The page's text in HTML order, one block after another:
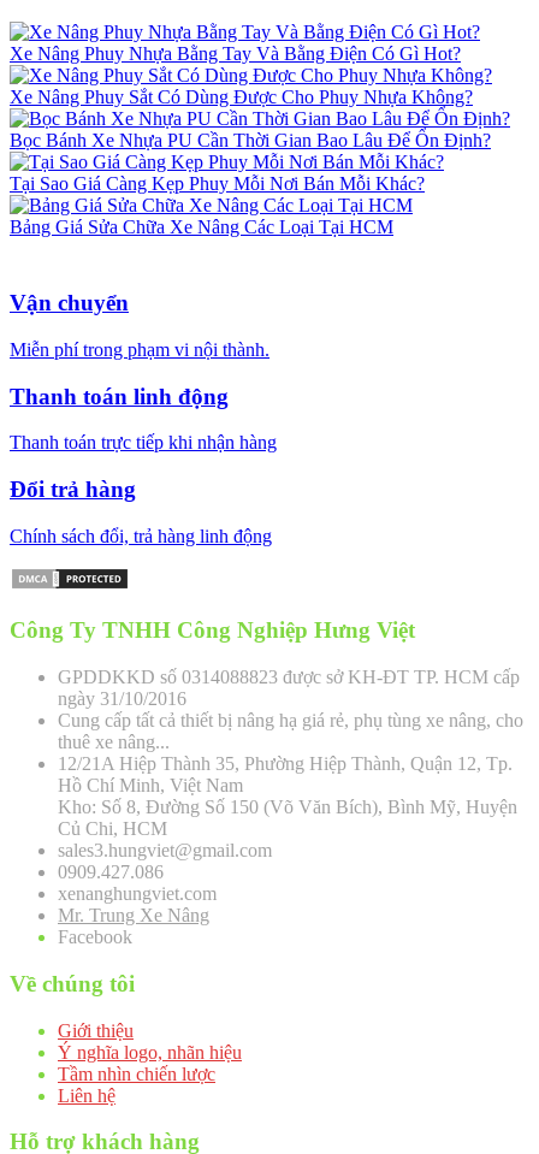
Xe Nâng Phuy Nhựa Bằng Tay Và Bằng Điện Có Gì Hot?
Xe Nâng Phuy Sắt Có Dùng Được Cho Phuy Nhựa Không?
Bọc Bánh Xe Nhựa PU Cần Thời Gian Bao Lâu Để Ổn Định?
Tại Sao Giá Càng Kẹp Phuy Mỗi Nơi Bán Mỗi Khác?
Bảng Giá Sửa Chữa Xe Nâng Các Loại Tại HCM
Vận chuyển
Miễn phí trong phạm vi nội thành.
Thanh toán linh động
Thanh toán trực tiếp khi nhận hàng
Đổi trả hàng
Chính sách đổi, trả hàng linh động
Công Ty TNHH Công Nghiệp Hưng Việt
GPDDKKD số 0314088823 được sở KH-ĐT TP. HCM cấp
ngày 31/10/2016
Cung cấp tất cả thiết bị nâng hạ giá rẻ, phụ tùng xe nâng, cho
thuê xe nâng...
12/21A Hiệp Thành 35, Phường Hiệp Thành, Quận 12, Tp.
Hồ Chí Minh, Việt Nam
Kho: Số 8, Đường Số 150 (Võ Văn Bích), Bình Mỹ, Huyện
Củ Chi, HCM
sales3.hungviet@gmail.com
0909.427.086
xenanghungviet.com
Mr. Trung Xe Nâng
Facebook
Về chúng tôi
Giới thiệu
Ý nghĩa logo, nhãn hiệu
Tầm nhìn chiến lược
Liên hệ
Hỗ trợ khách hàng